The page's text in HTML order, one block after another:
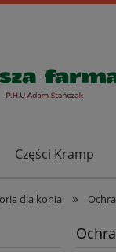
Części Kramp
dla konia »